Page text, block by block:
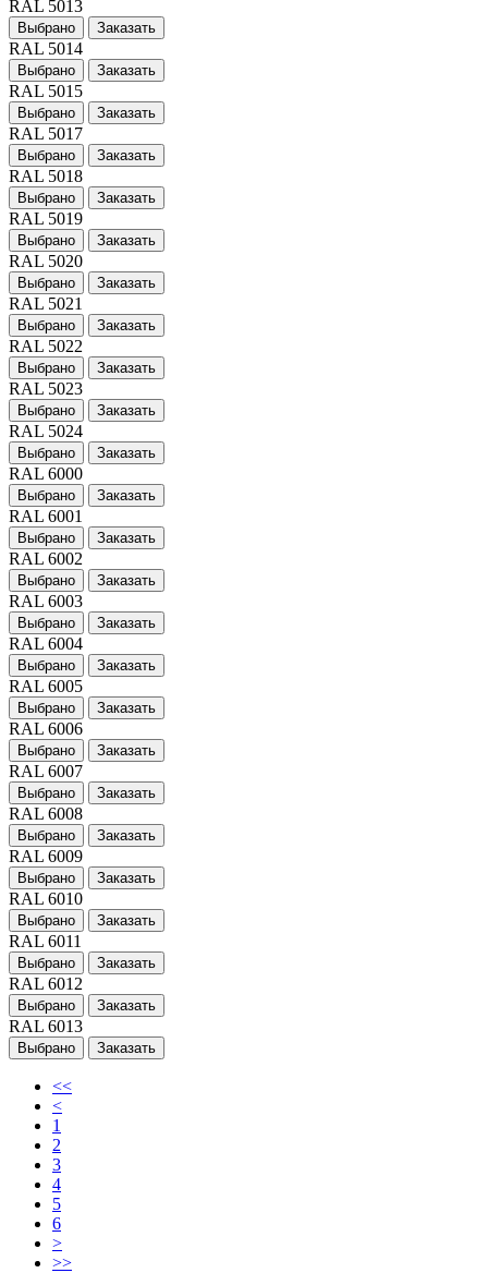
RAL 5013
Выбрано Заказать
RAL 5014
Выбрано Заказать
RAL 5015
Выбрано Заказать
RAL 5017
Выбрано Заказать
RAL 5018
Выбрано Заказать
RAL 5019
Выбрано Заказать
RAL 5020
Выбрано Заказать
RAL 5021
Выбрано Заказать
RAL 5022
Выбрано Заказать
RAL 5023
Выбрано Заказать
RAL 5024
Выбрано Заказать
RAL 6000
Выбрано Заказать
RAL 6001
Выбрано Заказать
RAL 6002
Выбрано Заказать
RAL 6003
Выбрано Заказать
RAL 6004
Выбрано Заказать
RAL 6005
Выбрано Заказать
RAL 6006
Выбрано Заказать
RAL 6007
Выбрано Заказать
RAL 6008
Выбрано Заказать
RAL 6009
Выбрано Заказать
RAL 6010
Выбрано Заказать
RAL 6011
Выбрано Заказать
RAL 6012
Выбрано Заказать
RAL 6013
Выбрано Заказать
<<
<
1
2
3
4
5
6
>
>>